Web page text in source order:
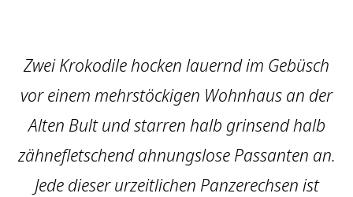
Zwei Krokodile hocken lauernd im Gebüsch
vor einem mehrstöckigen Wohnhaus an der
Alten Bult und starren halb grinsend halb
zähnefletschend ahnungslose Passanten an.
Jede dieser urzeitlichen Panzerechsen ist